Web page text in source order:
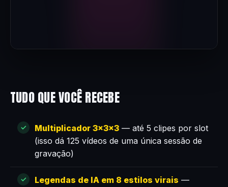
TUDO QUE VOCÊ RECEBE
Multiplicador 3×3×3 — até 5 clipes por slot
(isso dá 125 vídeos de uma única sessão de
gravação)
Legendas de IA em 8 estilos virais —